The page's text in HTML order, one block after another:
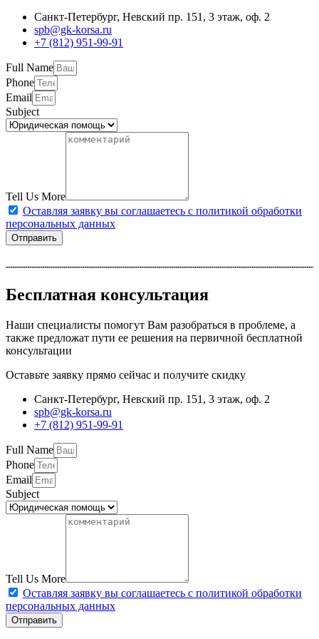
Санкт-Петербург, Невский пр. 151, 3 этаж, оф. 2
spb@gk-korsa.ru
+7 (812) 951-99-91
Full Name
Phone
Email
Subject
Tell Us More
Оставляя заявку вы соглашаетесь с политикой обработки
персональных данных
Отправить
Бесплатная консультация
Наши специалисты помогут Вам разобраться в проблеме, а
также предложат пути ее решения на первичной бесплатной
консультации
Оставьте заявку прямо сейчас и получите скидку
Санкт-Петербург, Невский пр. 151, 3 этаж, оф. 2
spb@gk-korsa.ru
+7 (812) 951-99-91
Full Name
Phone
Email
Subject
Tell Us More
Оставляя заявку вы соглашаетесь с политикой обработки
персональных данных
Отправить